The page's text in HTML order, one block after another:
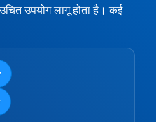
उपयोग लागू होता है। कई